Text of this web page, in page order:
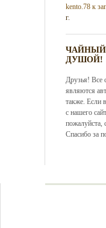
kento.78 к
г.
ЧАЙНЫЙ
ДУШОЙ!
Друзья! Все
являются
также. Если
с нашего
пожалуйста,
Спасибо за